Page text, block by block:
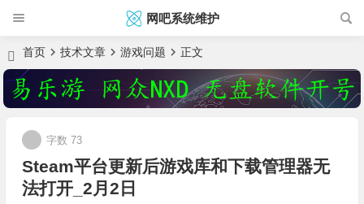
网吧系统维护
首页 技术文章 游戏问题 正文
Steam平台更新后游戏库和下载管理器无
法打开_2月2日
字数 73